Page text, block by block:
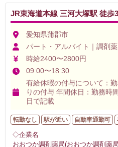
JR東海道本線 三河大塚駅 徒歩
愛知県蒲郡市
パート・アルバイト｜調剤
時給2400〜2800円
09:00〜18:30
有給休暇の付与について：
りの付与 年間休日：勤務時
日で記載
転勤なし 駅が近い 自動車通勤可
◇企業名
おおつか調剤薬局(おおつか調剤薬